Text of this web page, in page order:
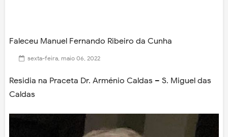
Faleceu Manuel Fernando Ribeiro da Cunha
sexta-feira, maio 06, 2022
Residia na Praceta Dr. Arménio Caldas – S. Miguel das
Caldas